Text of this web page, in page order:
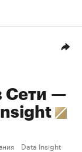
Сети —
Data Insight